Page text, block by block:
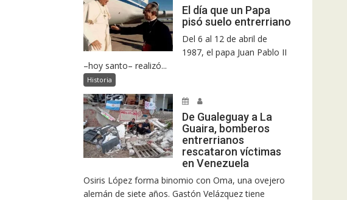
El día que un Papa
pisó suelo entrerriano
Del 6 al 12 de abril de
1987, el papa Juan Pablo II
–hoy santo– realizó...
Historia
De Gualeguay a La
Guaira, bomberos
entrerrianos
rescataron víctimas
en Venezuela
Osiris López forma binomio con Oma, una ovejero
alemán de siete años. Gastón Velázquez tiene